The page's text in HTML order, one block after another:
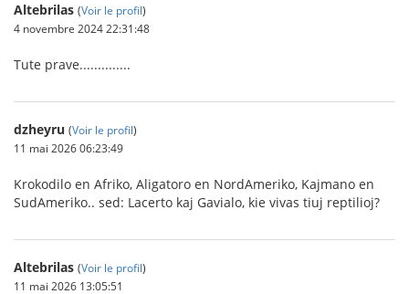
Altebrilas (Voir le profil)
4 novembre 2024 22:31:48
Tute prave..............
dzheyru (Voir le profil)
11 mai 2026 06:23:49
Krokodilo en Afriko, Aligatoro en NordAmeriko, Kajmano en
SudAmeriko.. sed: Lacerto kaj Gavialo, kie vivas tiuj reptilioj?
Altebrilas (Voir le profil)
11 mai 2026 13:05:51